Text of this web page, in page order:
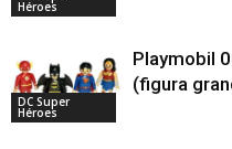
Héroes
DC Super
Héroes
Playmobil
(figura